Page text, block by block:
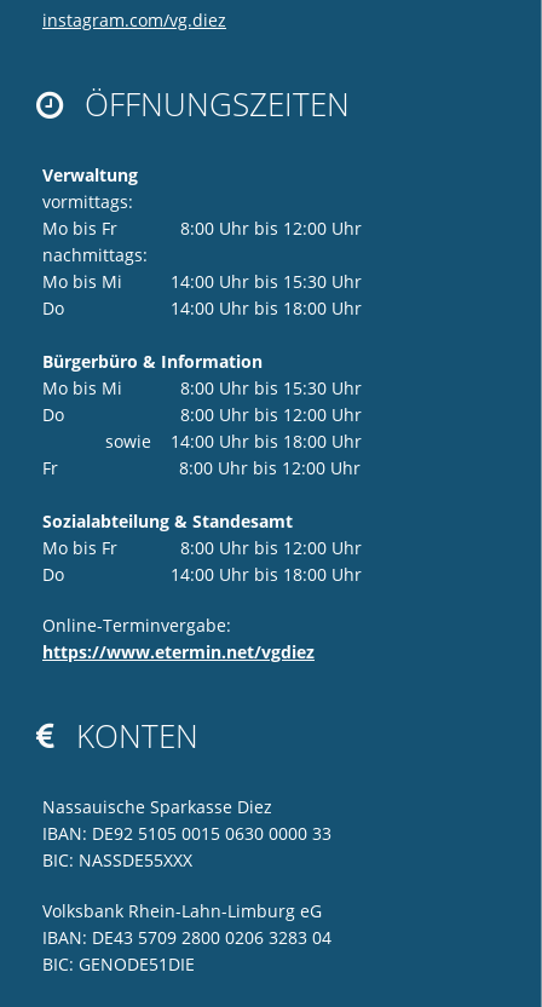
instagram.com/vg.diez
 ÖFFNUNGSZEITEN
Verwaltung
vormittags:
Mo bis Fr 8:00 Uhr bis 12:00 Uhr
nachmittags:
Mo bis Mi 14:00 Uhr bis 15:30 Uhr
Do 14:00 Uhr bis 18:00 Uhr
Bürgerbüro & Information
Mo bis Mi 8:00 Uhr bis 15:30 Uhr
Do 8:00 Uhr bis 12:00 Uhr
sowie 14:00 Uhr bis 18:00 Uhr
Fr 8:00 Uhr bis 12:00 Uhr
Sozialabteilung & Standesamt
Mo bis Fr 8:00 Uhr bis 12:00 Uhr
Do 14:00 Uhr bis 18:00 Uhr
Online-Terminvergabe:
https://www.etermin.net/vgdiez
 KONTEN
Nassauische Sparkasse Diez
IBAN: DE92 5105 0015 0630 0000 33
BIC: NASSDE55XXX
Volksbank Rhein-Lahn-Limburg eG
IBAN: DE43 5709 2800 0206 3283 04
BIC: GENODE51DIE